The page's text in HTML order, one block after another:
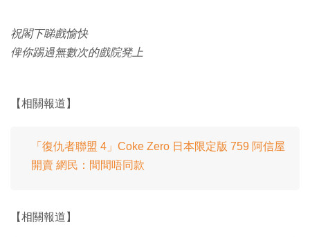
祝閣下睇戲愉快
俾你踢過無數次的戲院凳上
【相關報道】
「復仇者聯盟 4」Coke Zero 日本限定版 759 阿信屋
開賣 網民：間間唔同款
【相關報道】